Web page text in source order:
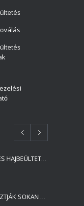
NYÁRI HAJBEÜLTETÉS – LEHETSÉGES HAJBEÜLTETÉST VÉGEZNI NYÁRON?
TÉLI HAJBEÜLTETÉS – MIÉRT VÁLASZTJÁK SOKAN A HIDEGEBB IDŐSZAKOT A HAJBEÜLTETÉSRE?